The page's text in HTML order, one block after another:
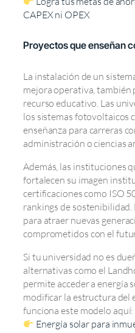
CAPEX ni OPEX
Proyectos que enseñan
La instalación de un
mejora operativa, también
recurso educativo. Las
los sistemas fotovoltaicos
enseñanza para carreras
administración o ciencias
Además, las instituciones
fortalecen su imagen
certificaciones como ISO
rankings de
para atraer nuevas
comprometidos con el
Si tu universidad no es
alternativas como el
permite acceder a energía
modificar la estructura del
funciona este modelo aquí:
Energía solar para